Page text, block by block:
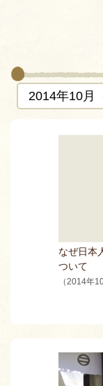
なぜ日本
ついて
（2014年